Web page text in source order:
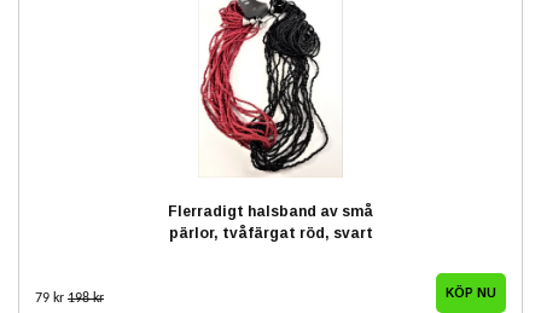
Flerradigt halsband av små
pärlor, tvåfärgat röd, svart
79 kr 198 kr